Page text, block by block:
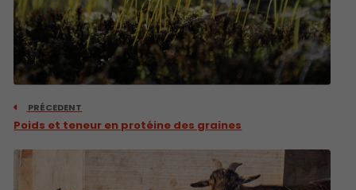
PRÉCEDENT
Poids et teneur en protéine des graines